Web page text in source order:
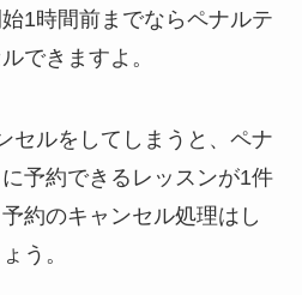
1時間前までならペナルテ
できますよ。
セルをしてしまうと、ペナ
予約できるレッスンが1件
約のキャンセル処理はし
う。